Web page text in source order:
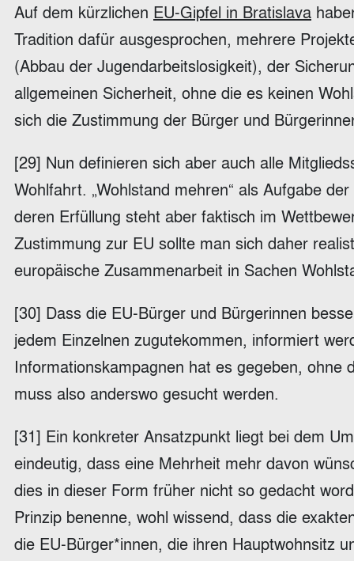
Auf dem kürzlichen EU-Gipfel in Bratislava
Tradition dafür ausgesprochen, mehrere
(Abbau der Jugendarbeitslosigkeit), der
allgemeinen Sicherheit, ohne die es keinen
sich die Zustimmung der Bürger und
[29] Nun definieren sich aber auch alle
Wohlfahrt. „Wohlstand mehren“ als Aufgabe
deren Erfüllung steht aber faktisch im
Zustimmung zur EU sollte man sich daher
europäische Zusammenarbeit in Sachen
[30] Dass die EU-Bürger und Bürgerinnen
jedem Einzelnen zugutekommen, informiert
Informationskampagnen hat es gegeben,
muss also anderswo gesucht werden.
[31] Ein konkreter Ansatzpunkt liegt bei dem
eindeutig, dass eine Mehrheit mehr davon
dies in dieser Form früher nicht so gedacht
Prinzip benenne, wohl wissend, dass die
die EU-Bürger*innen, die ihren Hauptwohnsitz